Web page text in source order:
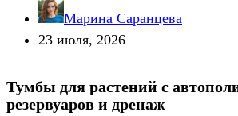
Марина Саранцева
23 июля, 2026
Тумбы для растений с
резервуаров и дренаж